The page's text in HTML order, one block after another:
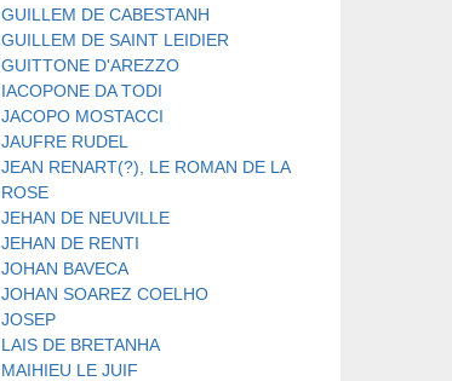
GUILLEM DE CABESTANH
GUILLEM DE SAINT LEIDIER
GUITTONE D'AREZZO
IACOPONE DA TODI
JACOPO MOSTACCI
JAUFRE RUDEL
JEAN RENART(?), LE ROMAN DE LA
ROSE
JEHAN DE NEUVILLE
JEHAN DE RENTI
JOHAN BAVECA
JOHAN SOAREZ COELHO
JOSEP
LAIS DE BRETANHA
MAIHIEU LE JUIF